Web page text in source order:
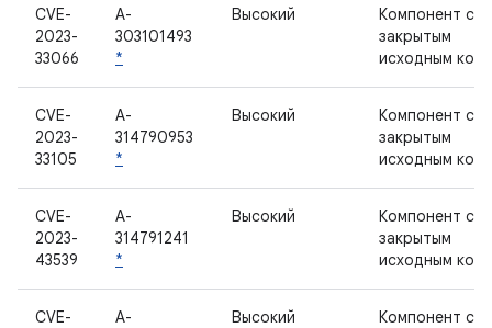
CVE-
2023-
33066
A-
303101493
*
Высокий
Компонент с
закрытым
исходным
CVE-
2023-
33105
A-
314790953
*
Высокий
Компонент с
закрытым
исходным
CVE-
2023-
43539
A-
314791241
*
Высокий
Компонент с
закрытым
исходным
CVE-
A-
Высокий
Компонент с